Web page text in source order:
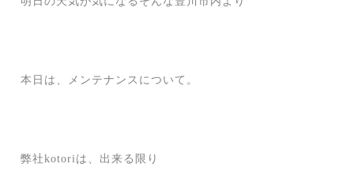
本日は、メンテナンスについて。
弊社kotoriは、出来る限り